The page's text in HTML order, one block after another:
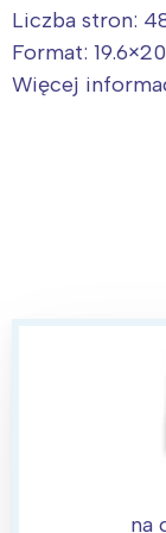
Liczba stron:
Format:
Więcej
na